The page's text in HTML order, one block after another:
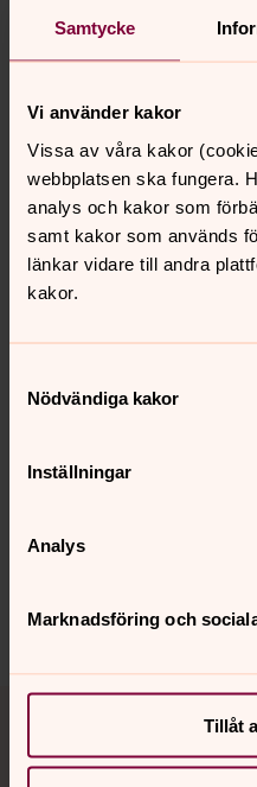
Samtycke
Vi använder kakor
Vissa av våra kakor
webbplatsen ska fungera.
analys och kakor som
samt kakor som används
länkar vidare till andra
kakor.
Nödvändiga kakor
Inställningar
Analys
Marknadsföring och
Tillåt
utlandsresa.
Vill du läsa mer om ACT
Ideellt
Vi söker dig som vill ge en
kunskap och ditt
Synpunkter eller
Tillbaka till toppen
Tillbaka till innehållet